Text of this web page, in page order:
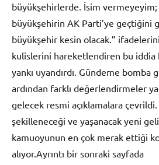
büyükşehirlerde. İsim
büyükşehirin AK Parti’ye geçtiğini
büyükşehir kesin olacak.”
kulislerini hareketlendiren bu iddia
yankı uyandırdı. Gündeme bomba
ardından farklı değerlendirmeler
gelecek resmi açıklamalara çevrildi.
şekilleneceği ve yaşanacak yeni
kamuoyunun en çok merak ettiği
alıyor.Ayrıntı bir sonraki sayfada